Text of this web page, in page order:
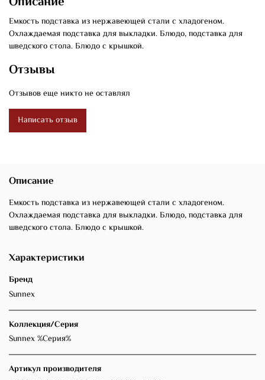
Емкость подставка из нержавеющей стали с хладогеном.
Охлаждаемая подставка для выкладки. Блюдо, подставка для
шведского стола. Блюдо с крышкой.
Отзывы
Отзывов еще никто не оставлял
Написать отзыв
Описание
Емкость подставка из нержавеющей стали с хладогеном.
Охлаждаемая подставка для выкладки. Блюдо, подставка для
шведского стола. Блюдо с крышкой.
Характеристики
Бренд
Sunnex
Коллекция/Серия
Sunnex %Серия%
Артикул производителя